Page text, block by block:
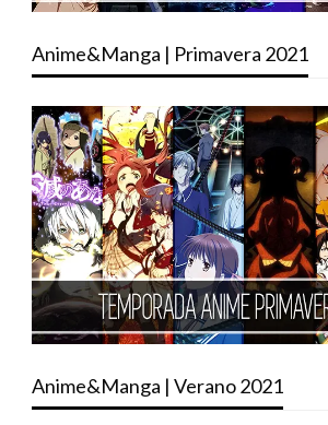
Anime&Manga | Primavera 2021
Anime&Manga | Verano 2021